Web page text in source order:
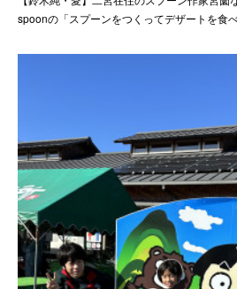
spoonの「スプーンをつくってデザートを食